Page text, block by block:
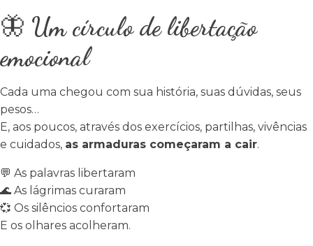
🦋 Um círculo de libertação
emocional
Cada uma chegou com sua história, suas dúvidas, seus
pesos…
E, aos poucos, através dos exercícios, partilhas, vivências
e cuidados, as armaduras começaram a cair.
💬 As palavras libertaram
🌊 As lágrimas curaram
💞 Os silêncios confortaram
E os olhares acolheram.